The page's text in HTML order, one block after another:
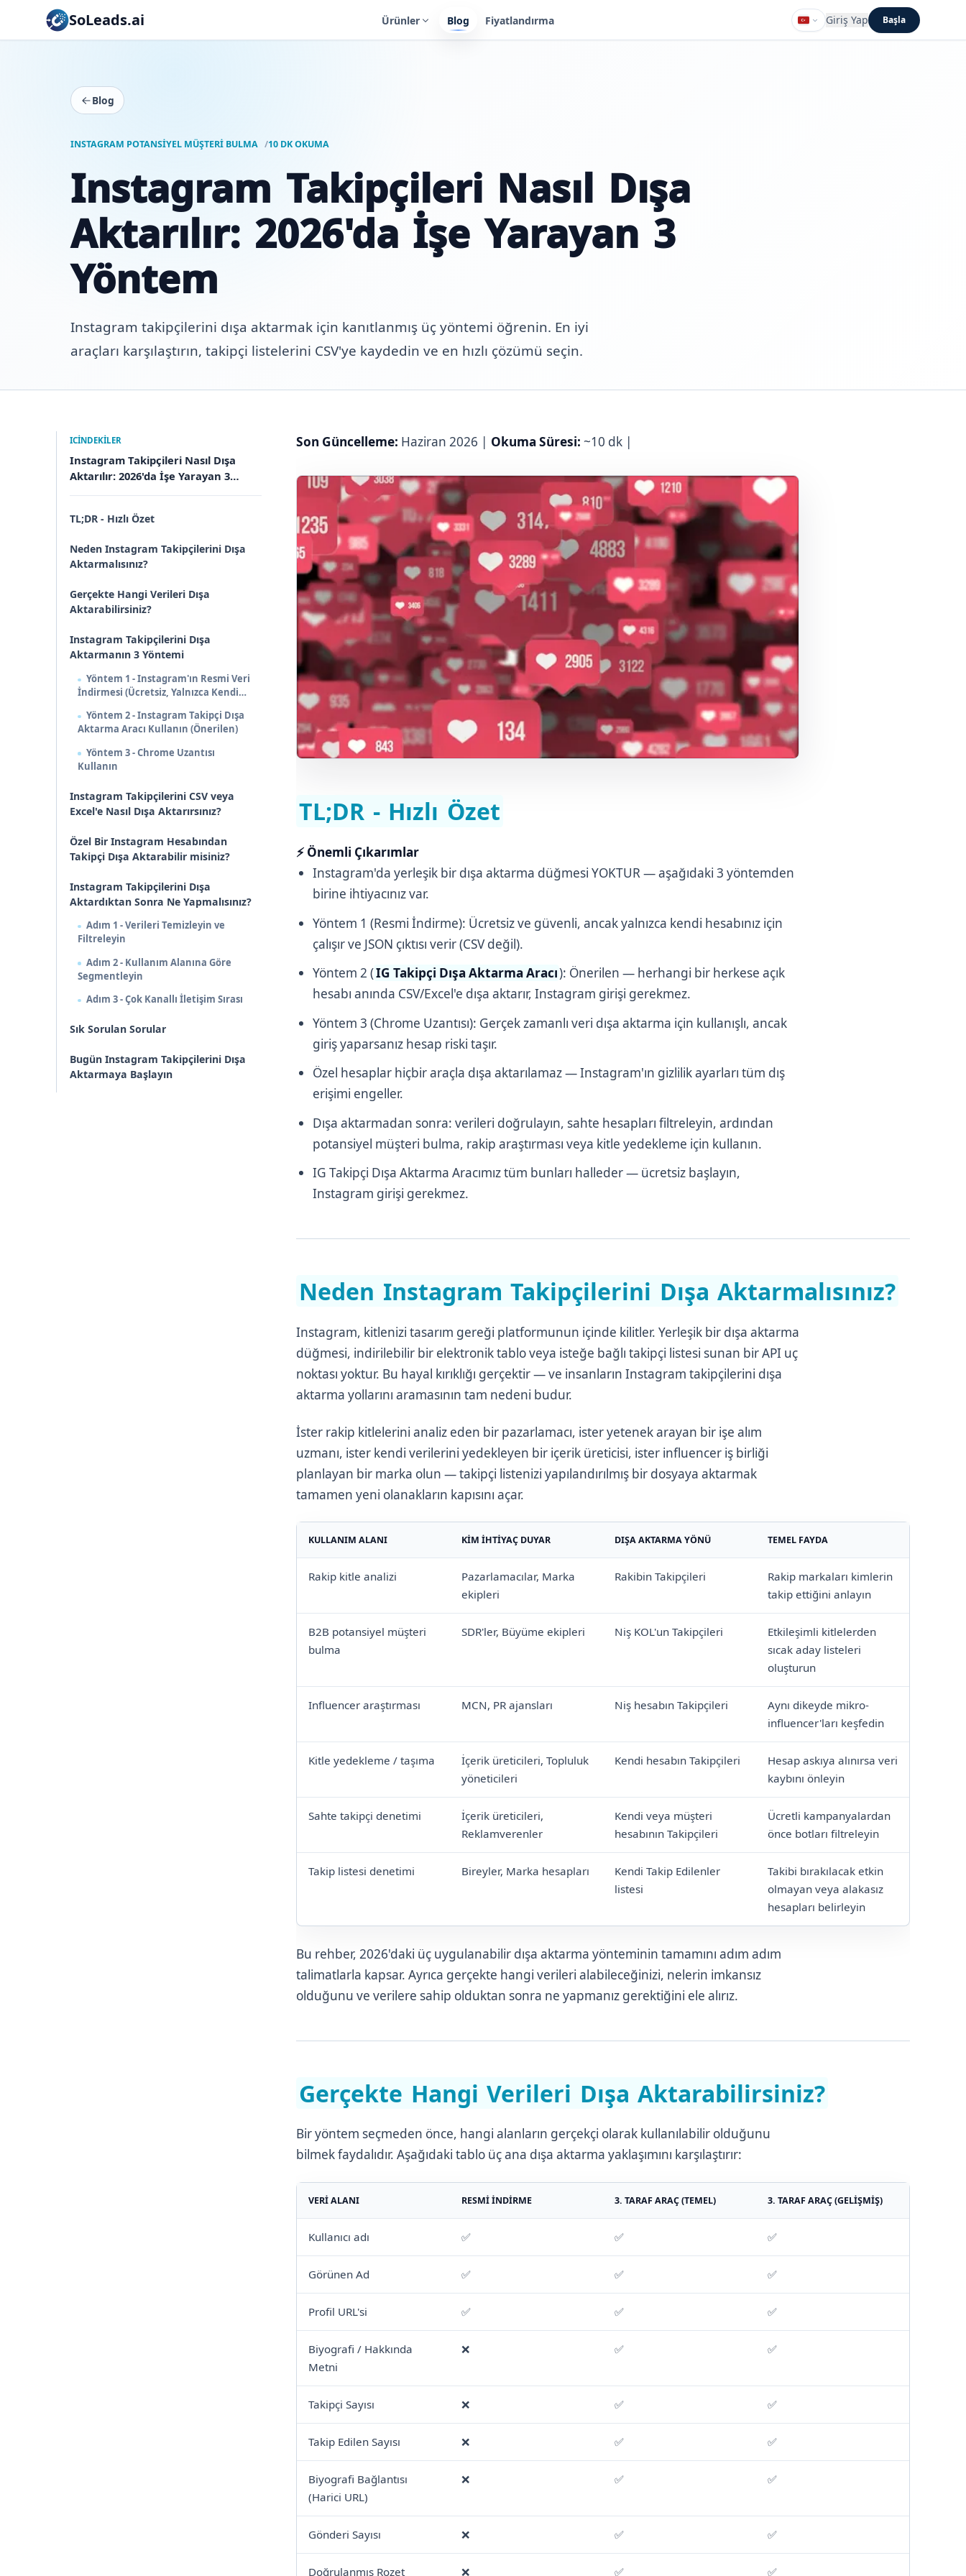
SoLeads.ai Ürünler Blog Fiyatlandırma Giriş Yap Başla
Blog
INSTAGRAM POTANSIYEL MÜŞTERI BULMA 10 DK OKUMA
Instagram Takipçileri Nasıl Dışa
Aktarılır: 2026'da İşe Yarayan 3
Yöntem
Instagram takipçilerini dışa aktarmak için kanıtlanmış üç yöntemi öğrenin. En iyi
araçları karşılaştırın, takipçi listelerini CSV'ye kaydedin ve en hızlı çözümü seçin.
ICINDEKILER
Instagram Takipçileri Nasıl Dışa
Aktarılır: 2026'da İşe Yarayan 3
Yöntem
TL;DR - Hızlı Özet
Neden Instagram Takipçilerini Dışa
Aktarmalısınız?
Gerçekte Hangi Verileri Dışa
Aktarabilirsiniz?
Instagram Takipçilerini Dışa
Aktarmanın 3 Yöntemi
Yöntem 1 - Instagram'ın Resmi Veri
İndirmesi (Ücretsiz, Yalnızca Kendi
Yöntem 2 - Instagram Takipçi Dışa
Aktarma Aracı Kullanın (Önerilen)
Yöntem 3 - Chrome Uzantısı
Kullanın
Instagram Takipçilerini CSV veya
Excel'e Nasıl Dışa Aktarırsınız?
Özel Bir Instagram Hesabından
Takipçi Dışa Aktarabilir misiniz?
Instagram Takipçilerini Dışa
Aktardıktan Sonra Ne Yapmalısınız?
Adım 1 - Verileri Temizleyin ve
Filtreleyin
Adım 2 - Kullanım Alanına Göre
Segmentleyin
Adım 3 - Çok Kanallı İletişim Sırası
Sık Sorulan Sorular
Bugün Instagram Takipçilerini Dışa
Aktarmaya Başlayın
Son Güncelleme: Haziran 2026 | Okuma Süresi: ~10 dk |
TL;DR - Hızlı Özet
⚡ Önemli Çıkarımlar
Instagram'da yerleşik bir dışa aktarma düğmesi YOKTUR — aşağıdaki 3 yöntemden
birine ihtiyacınız var.
Yöntem 1 (Resmi İndirme): Ücretsiz ve güvenli, ancak yalnızca kendi hesabınız için
çalışır ve JSON çıktısı verir (CSV değil).
Yöntem 2 (IG Takipçi Dışa Aktarma Aracı): Önerilen — herhangi bir herkese açık
hesabı anında CSV/Excel'e dışa aktarır, Instagram girişi gerekmez.
Yöntem 3 (Chrome Uzantısı): Gerçek zamanlı veri dışa aktarma için kullanışlı, ancak
giriş yaparsanız hesap riski taşır.
Özel hesaplar hiçbir araçla dışa aktarılamaz — Instagram'ın gizlilik ayarları tüm dış
erişimi engeller.
Dışa aktarmadan sonra: verileri doğrulayın, sahte hesapları filtreleyin, ardından
potansiyel müşteri bulma, rakip araştırması veya kitle yedekleme için kullanın.
IG Takipçi Dışa Aktarma Aracımız tüm bunları halleder — ücretsiz başlayın,
Instagram girişi gerekmez.
Neden Instagram Takipçilerini Dışa Aktarmalısınız?
Instagram, kitlenizi tasarım gereği platformunun içinde kilitler. Yerleşik bir dışa aktarma
düğmesi, indirilebilir bir elektronik tablo veya isteğe bağlı takipçi listesi sunan bir API uç
noktası yoktur. Bu hayal kırıklığı gerçektir — ve insanların Instagram takipçilerini dışa
aktarma yollarını aramasının tam nedeni budur.
İster rakip kitlelerini analiz eden bir pazarlamacı, ister yetenek arayan bir işe alım
uzmanı, ister kendi verilerini yedekleyen bir içerik üreticisi, ister influencer iş birliği
planlayan bir marka olun — takipçi listenizi yapılandırılmış bir dosyaya aktarmak
tamamen yeni olanakların kapısını açar.
KULLANIM ALANI KIM İHTIYAÇ DUYAR DIŞA AKTARMA YÖNÜ TEMEL FAYDA
Rakip kitle analizi
Pazarlamacılar, Marka
ekipleri
Rakibin Takipçileri
Rakip markaları kimlerin
takip ettiğini anlayın
B2B potansiyel müşteri
bulma
SDR'ler, Büyüme ekipleri Niş KOL'un Takipçileri
Etkileşimli kitlelerden
sıcak aday listeleri
oluşturun
Influencer araştırması MCN, PR ajansları Niş hesabın Takipçileri
Aynı dikeyde mikro-
influencer'ları keşfedin
Kitle yedekleme / taşıma
İçerik üreticileri, Topluluk
yöneticileri
Kendi hesabın Takipçileri
Hesap askıya alınırsa veri
kaybını önleyin
Sahte takipçi denetimi
İçerik üreticileri,
Reklamverenler
Kendi veya müşteri
hesabının Takipçileri
Ücretli kampanyalardan
önce botları filtreleyin
Takip listesi denetimi Bireyler, Marka hesapları
Kendi Takip Edilenler
listesi
Takibi bırakılacak etkin
olmayan veya alakasız
hesapları belirleyin
Bu rehber, 2026'daki üç uygulanabilir dışa aktarma yönteminin tamamını adım adım
talimatlarla kapsar. Ayrıca gerçekte hangi verileri alabileceğinizi, nelerin imkansız
olduğunu ve verilere sahip olduktan sonra ne yapmanız gerektiğini ele alırız.
Gerçekte Hangi Verileri Dışa Aktarabilirsiniz?
Bir yöntem seçmeden önce, hangi alanların gerçekçi olarak kullanılabilir olduğunu
bilmek faydalıdır. Aşağıdaki tablo üç ana dışa aktarma yaklaşımını karşılaştırır:
VERI ALANI RESMI İNDIRME 3. TARAF ARAÇ (TEMEL) 3. TARAF ARAÇ (GELIŞMIŞ)
Kullanıcı adı ✅ ✅ ✅
Görünen Ad ✅ ✅ ✅
Profil URL'si ✅ ✅ ✅
Biyografi / Hakkında
Metni
❌ ✅ ✅
Takipçi Sayısı ❌ ✅ ✅
Takip Edilen Sayısı ❌ ✅ ✅
Biyografi Bağlantısı
(Harici URL)
❌ ✅ ✅
Gönderi Sayısı ❌ ✅ ✅
Doğrulanmış Rozet ❌ ✅ ✅